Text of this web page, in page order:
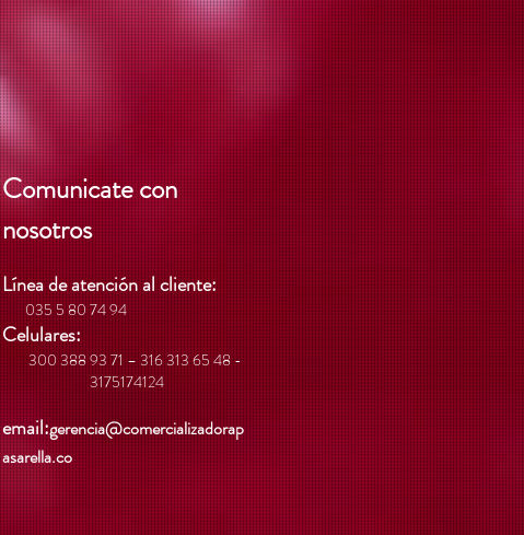
Comunicate con
nosotros
Línea de atención al cliente:
​ 035 580 74 94
Celulares:
300 388 93 71 – 316 313 65 48 -
3175174124
email:gerencia@comercializadorap
asarella.co